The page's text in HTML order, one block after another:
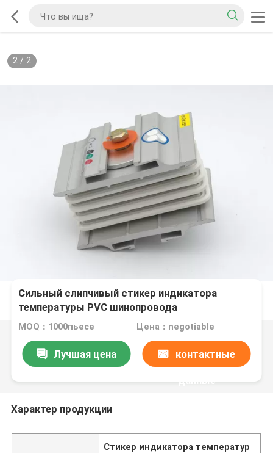
2/ 2
Сильный слипчивый стикер индикатора
температуры PVC шинопровода
MOQ：1000пьесе Цена：negotiable
Лучшая цена контактные
данные
Характер продукции
Стикер индикатора температур